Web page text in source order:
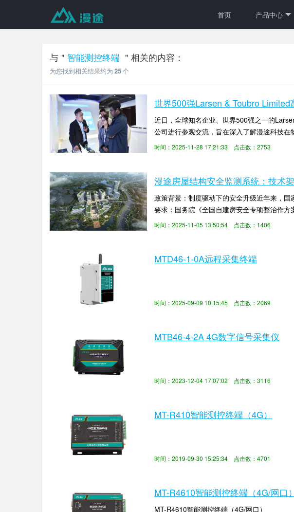
首页 产品中心
与＂ 智能测控终端 ＂相关的内容：
为您找到相关结果约为 25个
世界500强Larsen & Toubro
近日，全球知名企业、世界500强之一的
公司进行参观交流，旨在深入了解漫途科技
时间：2025-11-28 17:21:33 点击数：2753
漫途房屋结构安全监测系统：技术
政策背景：制度驱动下的安全升级近年来，
要求：国务院《全国自建房安全专项整治作
化动态监测预警能力；技术标准完善：...
时间：2025-11-05 13:50:54 点击数：1406
MTD46-1-0A远程采集终端
时间：2025-09-09 10:15:45 点击数：2069
MTB46-4-2A 4G数字信号采集仪
时间：2023-12-04 17:07:02 点击数：3116
MT-R410智能测控终端（4G）
时间：2019-09-30 15:25:34 点击数：4701
MT-R4610智能测控终端（4G/网口）
MT-R4610智能测控终端（4G/网口）